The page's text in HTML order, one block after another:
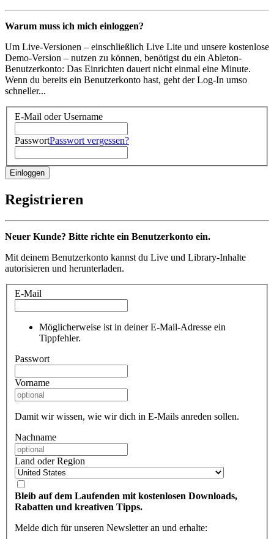
Warum muss ich mich einloggen?
Um Live-Versionen – einschließlich Live Lite und unsere kostenlose
Demo-Version – nutzen zu können, benötigst du ein Ableton-
Benutzerkonto: Das Einrichten dauert nicht einmal eine Minute.
Wenn du bereits ein Benutzerkonto hast, geht der Log-In umso
schneller...
E-Mail oder Username
PasswortPasswort vergessen?
Registrieren
Neuer Kunde? Bitte richte ein Benutzerkonto ein.
Mit deinem Benutzerkonto kannst du Live und Library-Inhalte
autorisieren und herunterladen.
E-Mail
Möglicherweise ist in deiner E-Mail-Adresse ein
Tippfehler.
Passwort
Vorname
Damit wir wissen, wie wir dich in E-Mails anreden sollen.
Nachname
Land oder Region
Bleib auf dem Laufenden mit kostenlosen Downloads,
Rabatten und kreativen Tipps.
Melde dich für unseren Newsletter an und erhalte: